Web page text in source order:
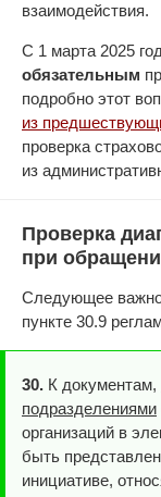
взаимодействия.
С 1 марта 2025
обязательным
подробно этот
из
проверка
из
Проверка
при
Следующее
пункте 30.9
30. К документам,
подразделениями
организаций в
быть
инициативе,